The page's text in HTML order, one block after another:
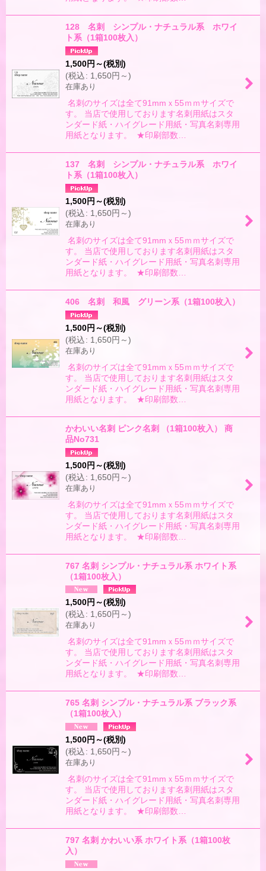
128 名刺 シンプル・ナチュラル系 ホワイ
ト系（1箱100枚入）
1,500円 ～(税別)
(税込: 1,650円 ～)
在庫あり
名刺のサイズは全て91mmｘ55ｍｍサイズで
す。 当店で使用しております名刺用紙はスタ
ンダード紙・ハイグレード用紙・写真名刺専用
用紙となります。 ★印刷部数…
137 名刺 シンプル・ナチュラル系 ホワイ
ト系（1箱100枚入）
1,500円 ～(税別)
(税込: 1,650円 ～)
在庫あり
名刺のサイズは全て91mmｘ55ｍｍサイズで
す。 当店で使用しております名刺用紙はスタ
ンダード紙・ハイグレード用紙・写真名刺専用
用紙となります。 ★印刷部数…
406 名刺 和風 グリーン系（1箱100枚入）
1,500円 ～(税別)
(税込: 1,650円 ～)
在庫あり
名刺のサイズは全て91mmｘ55ｍｍサイズで
す。 当店で使用しております名刺用紙はスタ
ンダード紙・ハイグレード用紙・写真名刺専用
用紙となります。 ★印刷部数…
かわいい名刺 ピンク名刺 （1箱100枚入） 商
品No731
1,500円 ～(税別)
(税込: 1,650円 ～)
在庫あり
名刺のサイズは全て91mmｘ55ｍｍサイズで
す。 当店で使用しております名刺用紙はスタ
ンダード紙・ハイグレード用紙・写真名刺専用
用紙となります。 ★印刷部数…
767 名刺 シンプル・ナチュラル系 ホワイト系
（1箱100枚入）
1,500円 ～(税別)
(税込: 1,650円 ～)
在庫あり
名刺のサイズは全て91mmｘ55ｍｍサイズで
す。 当店で使用しております名刺用紙はスタ
ンダード紙・ハイグレード用紙・写真名刺専用
用紙となります。 ★印刷部数…
765 名刺 シンプル・ナチュラル系 ブラック系
（1箱100枚入）
1,500円 ～(税別)
(税込: 1,650円 ～)
在庫あり
名刺のサイズは全て91mmｘ55ｍｍサイズで
す。 当店で使用しております名刺用紙はスタ
ンダード紙・ハイグレード用紙・写真名刺専用
用紙となります。 ★印刷部数…
797 名刺 かわいい系 ホワイト系（1箱100枚
入）